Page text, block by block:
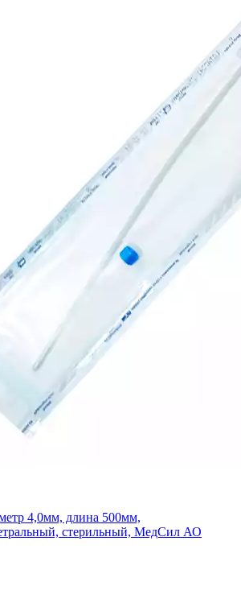
4,0мм, длина 500мм,
стерильный, МедСил АО